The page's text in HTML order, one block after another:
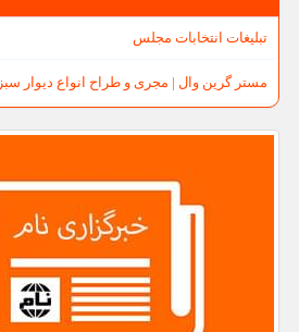
تبلیغات انتخابات مجلس
مستر گرین وال | مجری و طراح انواع دیوار سبز